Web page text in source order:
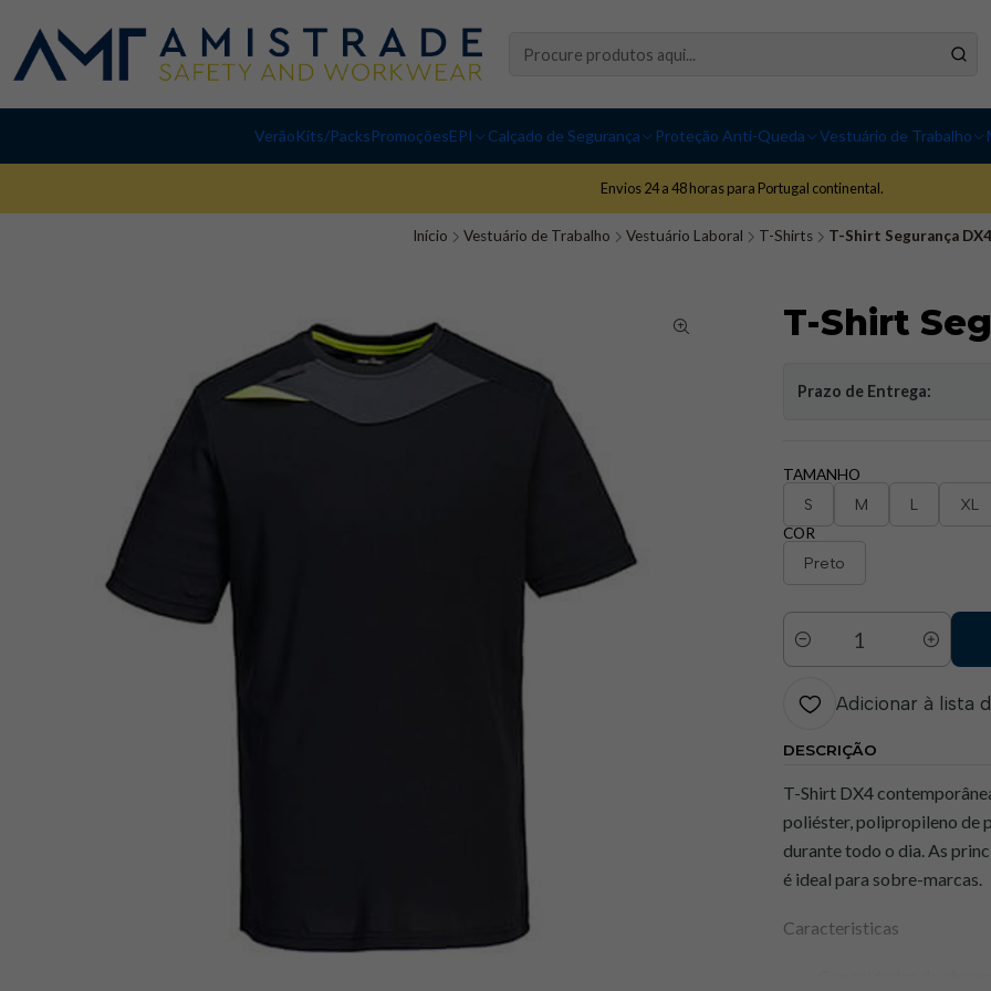
VerãoKits/PacksPromoçõesEPI Calçado de Segurança Proteção Anti-Queda Vestuário de Trabalho
Envios 24 a 48 horas para Portugal continental.
Início Vestuário de Trabalho Vestuário Laboral T-Shirts T-Shirt Segurança
T-Shirt
Prazo de Entrega:
TAMANHO
S M L XL
COR
Preto
Quantidade
Adicionar à lista
DESCRIÇÃO
T-Shirt DX4
poliéster, polipropileno de
durante todo o dia. As
é ideal para sobre-marcas.
Caracteristicas